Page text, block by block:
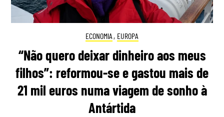
ECONOMIA , EUROPA
“Não quero deixar dinheiro aos meus
filhos”: reformou-se e gastou mais de
21 mil euros numa viagem de sonho à
Antártida